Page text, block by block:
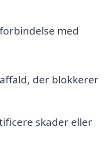
med
der blokkerer
skader eller